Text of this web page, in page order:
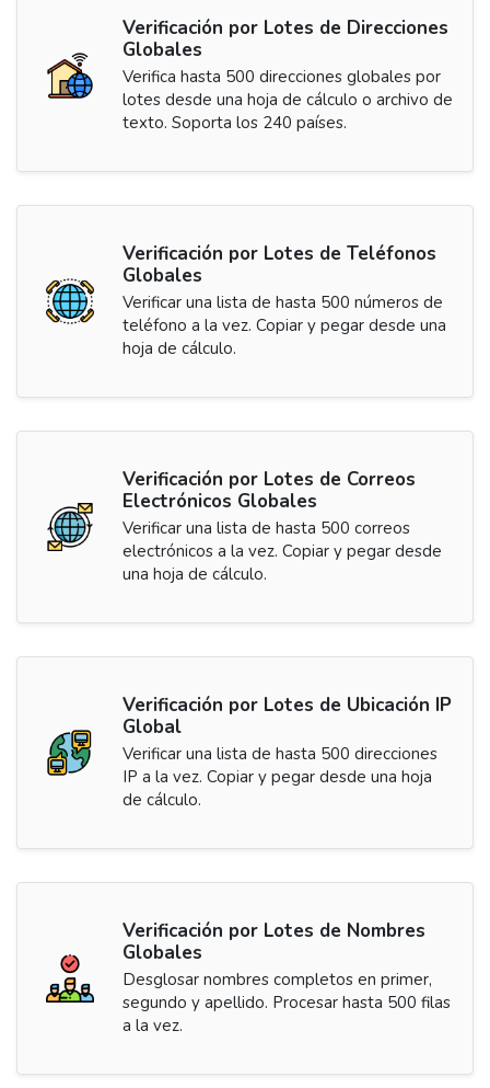
Verificación por Lotes de Direcciones
Globales
Verifica hasta 500 direcciones globales por
lotes desde una hoja de cálculo o archivo de
texto. Soporta los 240 países.
Verificación por Lotes de Teléfonos
Globales
Verificar una lista de hasta 500 números de
teléfono a la vez. Copiar y pegar desde una
hoja de cálculo.
Verificación por Lotes de Correos
Electrónicos Globales
Verificar una lista de hasta 500 correos
electrónicos a la vez. Copiar y pegar desde
una hoja de cálculo.
Verificación por Lotes de Ubicación IP
Global
Verificar una lista de hasta 500 direcciones
IP a la vez. Copiar y pegar desde una hoja
de cálculo.
Verificación por Lotes de Nombres
Globales
Desglosar nombres completos en primer,
segundo y apellido. Procesar hasta 500 filas
a la vez.